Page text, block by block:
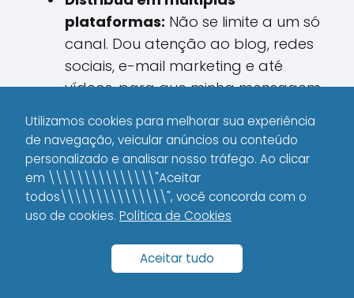
plataformas: Não se limite a um só
canal. Dou atenção ao blog, redes
sociais, e-mail marketing e até
vídeos, para que minha mensagem
possível.
É importante lembrar que, na minha
experiência, diversificar a distribuição
potencializa os resultados e cria
quer conhecer meu trabalho.
Utilizamos cookies para melhorar sua experiência
de navegação, veicular anúncios ou conteúdo
personalizado e analisar nosso tráfego. Ao clicar
em \\\\\\\\\\\\\\\"Aceitar
todos\\\\\\\\\\\\\\\", você concorda com o
uso de cookies. Política de Cookies
Aceitar tudo